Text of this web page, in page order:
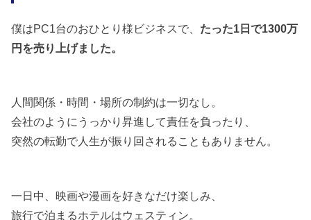
僕はPC1台のおひとり様ビジネスで、 たった1日で1300万
円を売り上げました。
人間関係・時間・場所の制約は一切なし。
会社のようにうっかり昇進して責任を負ったり、
突然の転勤で人生が振り回されることもありません。
一日中、映画や漫画を好きなだけ楽しみ、
旅行で泊まるホテルはウェスティン。